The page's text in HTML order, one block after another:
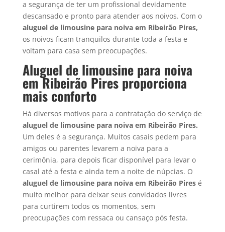
a segurança de ter um profissional devidamente
descansado e pronto para atender aos noivos. Com o
aluguel de limousine para noiva em Ribeirão Pires,
os noivos ficam tranquilos durante toda a festa e
voltam para casa sem preocupações.
Aluguel de limousine para noiva
em Ribeirão Pires proporciona
mais conforto
Há diversos motivos para a contratação do serviço de
aluguel de limousine para noiva em Ribeirão Pires.
Um deles é a segurança. Muitos casais pedem para
amigos ou parentes levarem a noiva para a
cerimônia, para depois ficar disponível para levar o
casal até a festa e ainda tem a noite de núpcias. O
aluguel de limousine para noiva em Ribeirão Piresé
muito melhor para deixar seus convidados livres
para curtirem todos os momentos, sem
preocupações com ressaca ou cansaço pós festa.